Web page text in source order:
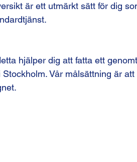
är ett utmärkt sätt för dig
hjälper dig att fatta ett
Stockholm. Vår målsättning är